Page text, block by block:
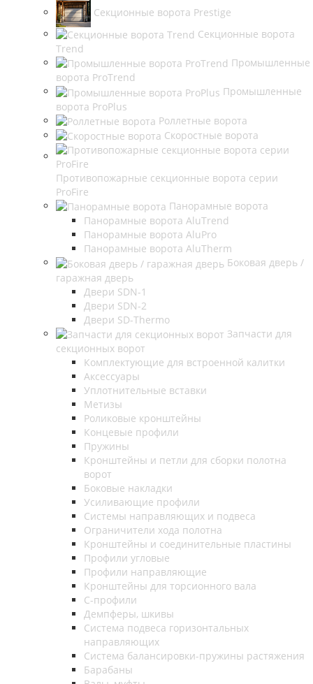
Секционные ворота Prestige
Секционные ворота
Trend
Промышленные
ворота ProTrend
Промышленные
ворота ProPlus
Роллетные ворота
Скоростные ворота
Противопожарные секционные ворота серии
ProFire
Панорамные ворота
Панорамные ворота AluTrend
Панорамные ворота AluPro
Панорамные ворота AluTherm
Боковая дверь /
гаражная дверь
Двери SDN-1
Двери SDN-2
Двери SD-Thermo
Запчасти для
секционных ворот
Комплектующие для встроенной калитки
Аксессуары
Уплотнительные вставки
Метизы
Роликовые кронштейны
Концевые профили
Пружины
Кронштейны и петли для сборки полотна
ворот
Боковые накладки
Усиливающие профили
Системы направляющих и подвеса
Ограничители хода полотна
Кронштейны и соединительные пластины
Профили угловые
Профили направляющие
Кронштейны для торсионного вала
С-профили
Демпферы, шкивы
Система подвеса горизонтальных
направляющих
Система балансировки-пружины растяжения
Барабаны